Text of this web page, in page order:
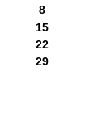
8
15
22
29